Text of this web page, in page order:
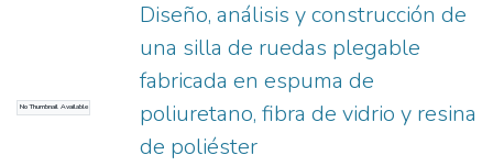
el cual consta de cuatro etapas: diseño
formal, diseño conceptual, diseño de detalle
y materialización, de acuerdo a la
metodología que sugiere Stuart Pugh, la
cual es punto de referencia para el
desarrollo de productos a nivel mundial -- A
No Thumbnail Available
Diseño, análisis y construcción de
una silla de ruedas plegable
fabricada en espuma de
poliuretano, fibra de vidrio y resina
de poliéster